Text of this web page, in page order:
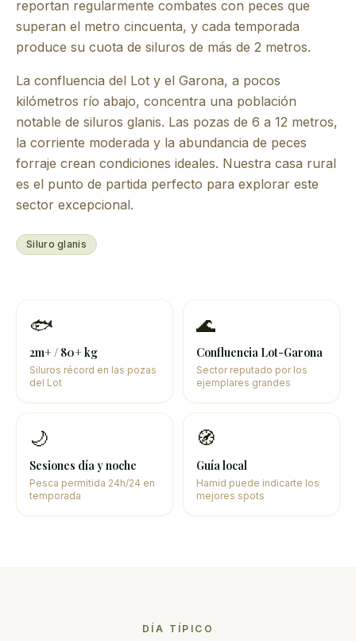
reportan regularmente combates con peces que
superan el metro cincuenta, y cada temporada
produce su cuota de siluros de más de 2 metros.
La confluencia del Lot y el Garona, a pocos
kilómetros río abajo, concentra una población
notable de siluros glanis. Las pozas de 6 a 12 metros,
la corriente moderada y la abundancia de peces
forraje crean condiciones ideales. Nuestra casa rural
es el punto de partida perfecto para explorar este
sector excepcional.
Siluro glanis
🐟
2m+ / 80+ kg
Siluros récord en las pozas
del Lot
🌊
Confluencia Lot-Garona
Sector reputado por los
ejemplares grandes
🌙
Sesiones día y noche
Pesca permitida 24h/24 en
temporada
🧭
Guía local
Hamid puede indicarte los
mejores spots
DÍA TÍPICO